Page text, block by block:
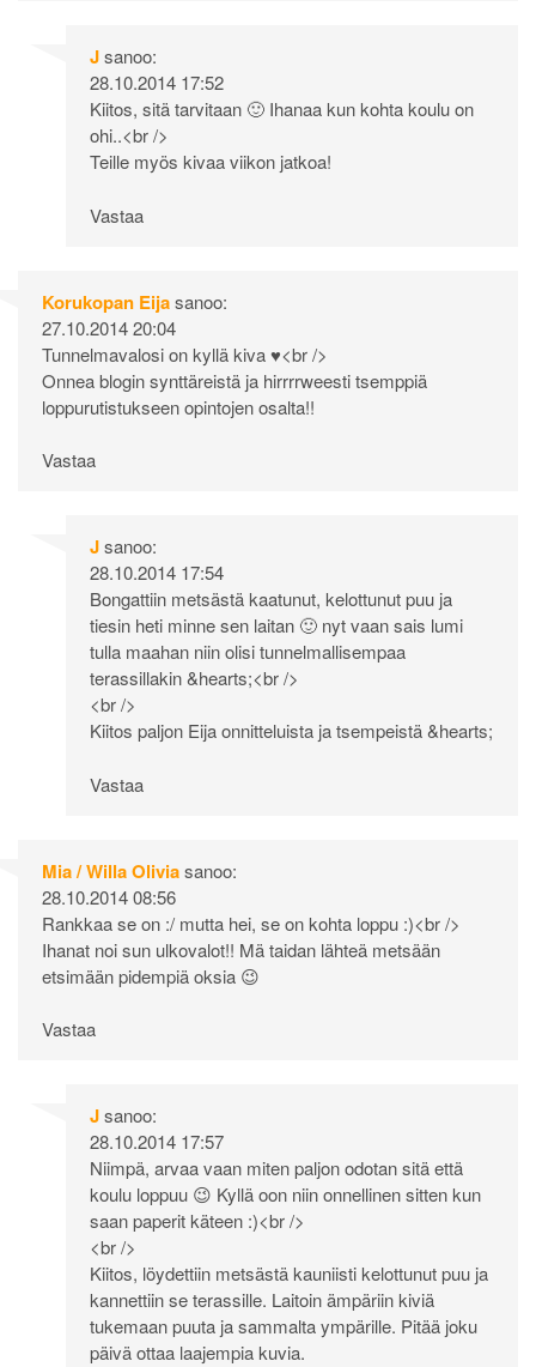
Jsanoo:
28.10.2014 17:52
Kiitos, sitä tarvitaan 🙂 Ihanaa kun kohta koulu on
ohi..<br />
Teille myös kivaa viikon jatkoa!
Vastaa
Korukopan Eijasanoo:
27.10.2014 20:04
Tunnelmavalosi on kyllä kiva ♥<br />
Onnea blogin synttäreistä ja hirrrrweesti tsemppiä
loppurutistukseen opintojen osalta!!
Vastaa
Jsanoo:
28.10.2014 17:54
Bongattiin metsästä kaatunut, kelottunut puu ja
tiesin heti minne sen laitan 🙂 nyt vaan sais lumi
tulla maahan niin olisi tunnelmallisempaa
terassillakin &hearts;<br />
<br />
Kiitos paljon Eija onnitteluista ja tsempeistä &hearts;
Vastaa
Mia / Willa Oliviasanoo:
28.10.2014 08:56
Rankkaa se on :/ mutta hei, se on kohta loppu :)<br />
Ihanat noi sun ulkovalot!! Mä taidan lähteä metsään
etsimään pidempiä oksia 😉
Vastaa
Jsanoo:
28.10.2014 17:57
Niimpä, arvaa vaan miten paljon odotan sitä että
koulu loppuu 😉 Kyllä oon niin onnellinen sitten kun
saan paperit käteen :)<br />
<br />
Kiitos, löydettiin metsästä kauniisti kelottunut puu ja
kannettiin se terassille. Laitoin ämpäriin kiviä
tukemaan puuta ja sammalta ympärille. Pitää joku
päivä ottaa laajempia kuvia.